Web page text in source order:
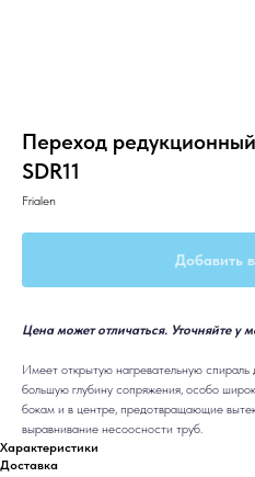
Переход
SDR11
Frialen
Добавить
Цена может отличаться. Уточняйте у
Имеет открытую нагревательную спираль
большую глубину сопряжения, особо
бокам и в центре, предотвращающие
выравнивание несоосности труб.
Характеристики
Доставка